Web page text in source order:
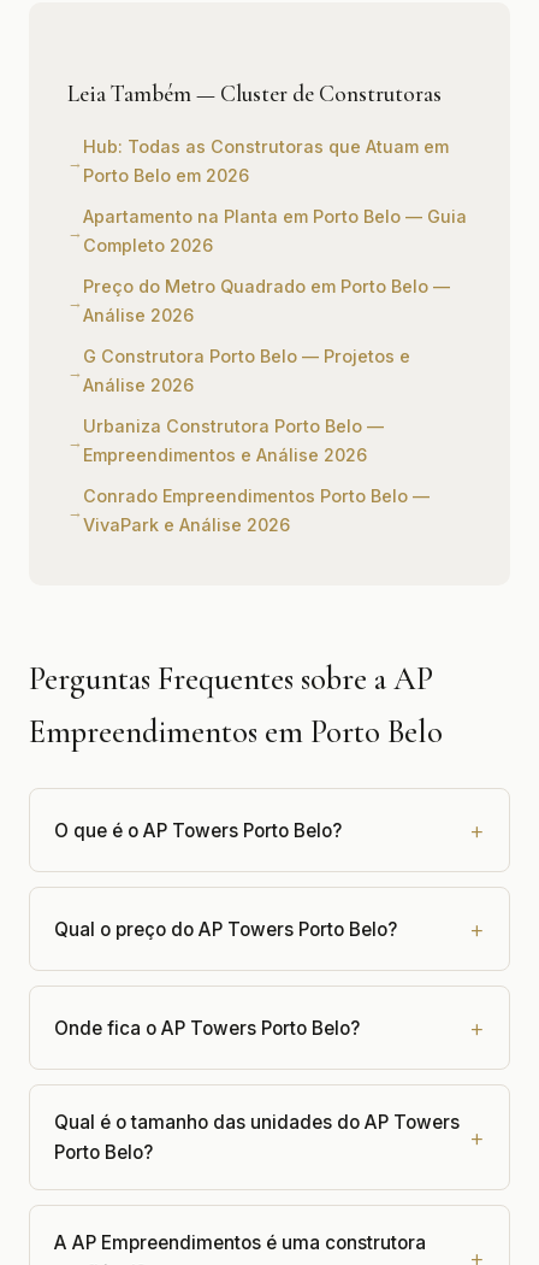
Leia Também — Cluster de Construtoras
Hub: Todas as Construtoras que Atuam em
Porto Belo em 2026
Apartamento na Planta em Porto Belo — Guia
Completo 2026
Preço do Metro Quadrado em Porto Belo —
Análise 2026
G Construtora Porto Belo — Projetos e
Análise 2026
Urbaniza Construtora Porto Belo —
Empreendimentos e Análise 2026
Conrado Empreendimentos Porto Belo —
VivaPark e Análise 2026
Perguntas Frequentes sobre a AP
Empreendimentos em Porto Belo
O que é o AP Towers Porto Belo?
Qual o preço do AP Towers Porto Belo?
Onde fica o AP Towers Porto Belo?
Qual é o tamanho das unidades do AP Towers
Porto Belo?
A AP Empreendimentos é uma construtora